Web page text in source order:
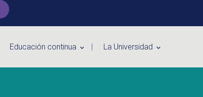
Educación continua La Universidad